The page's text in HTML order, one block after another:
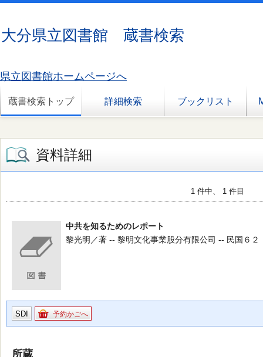
大分県立図書館 蔵書検索
県立図書館ホームページへ
蔵書検索トップ 詳細検索 ブックリスト
資料詳細
1 件中、 1 件目
中共を知るためのレポート
黎光明／著 -- 黎明文化事業股分有限公司 -- 民国６２
SDI 予約かごへ
所蔵